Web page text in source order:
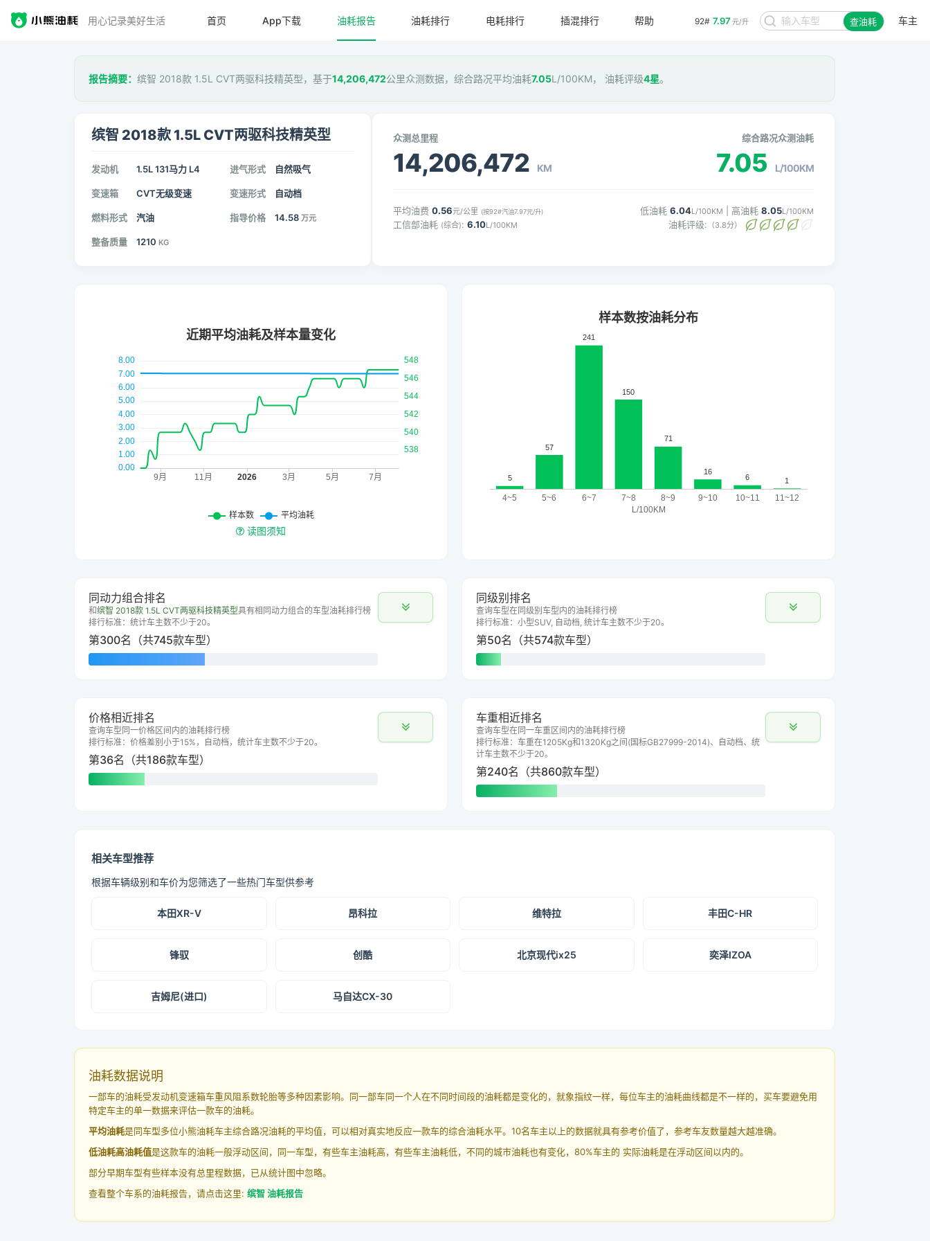
用心记录美好生活 92# 7.97 元/升 查油耗 车主
首页 App下载 油耗报告 油耗排行 电耗排行 插混排行 帮助
报告摘要： 缤智 2018款 1.5L CVT两驱科技精英型，基于14,206,472公里众测数据，综合路况平均油耗7.05L/100KM， 油耗评级4星。
缤智 2018款 1.5L CVT两驱科技精英型
发动机 1.5L 131马力 L4 进气形式 自然吸气
变速箱 CVT无级变速 变速形式 自动档
燃料形式 汽油 指导价格 14.58 万元
整备质量 1210 KG
众测总里程
14,206,472 KM
综合路况众测油耗
7.05 L/100KM
平均油费 0.56元/公里 (按92#汽油7.97元/升)
工信部油耗 (综合): 6.10L/100KM
低油耗 6.04L/100KM | 高油耗 8.05L/100KM
油耗评级: （3.8分）
读图须知
同动力组合排名
和缤智 2018款 1.5L CVT两驱科技精英型具有相同动力组合的车型油耗排行榜
排行标准：统计车主数不少于20。
第300名（共745款车型）
同级别排名
查询车型在同级别车型内的油耗排行榜
排行标准：小型SUV, 自动档, 统计车主数不少于20。
第50名（共574款车型）
价格相近排名
查询车型同一价格区间内的油耗排行榜
排行标准：价格差别小于15%，自动档，统计车主数不少于20。
第36名（共186款车型）
车重相近排名
查询车型在同一车重区间内的油耗排行榜
排行标准：车重在1205Kg和1320Kg之间(国标GB27999-2014)、自动档、统
计车主数不少于20。
第240名（共860款车型）
相关车型推荐
根据车辆级别和车价为您筛选了一些热门车型供参考
本田XR-V 昂科拉 维特拉 丰田C-HR
锋驭 创酷 北京现代ix25 奕泽IZOA
吉姆尼(进口) 马自达CX-30
油耗数据说明
一部车的油耗受发动机变速箱车重风阻系数轮胎等多种因素影响。同一部车同一个人在不同时间段的油耗都是变化的，就象指纹一样，每位车主的油耗曲线都是不一样的，买车要避免用
特定车主的单一数据来评估一款车的油耗。
平均油耗是同车型多位小熊油耗车主综合路况油耗的平均值，可以相对真实地反应一款车的综合油耗水平。10名车主以上的数据就具有参考价值了，参考车友数量越大越准确。
低油耗高油耗值是这款车的油耗一般浮动区间，同一车型，有些车主油耗高，有些车主油耗低，不同的城市油耗也有变化，80%车主的 实际油耗是在浮动区间以内的。
部分早期车型有些样本没有总里程数据，已从统计图中忽略。
查看整个车系的油耗报告，请点击这里: 缤智 油耗报告